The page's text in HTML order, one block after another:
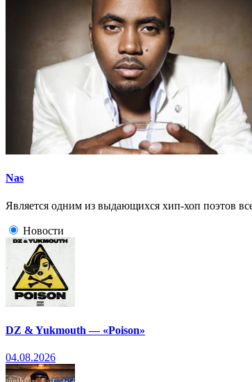
Nas
Является одним из выдающихся хип-хоп поэтов
Новости
DZ & Yukmouth — «Poison»
04.08.2026